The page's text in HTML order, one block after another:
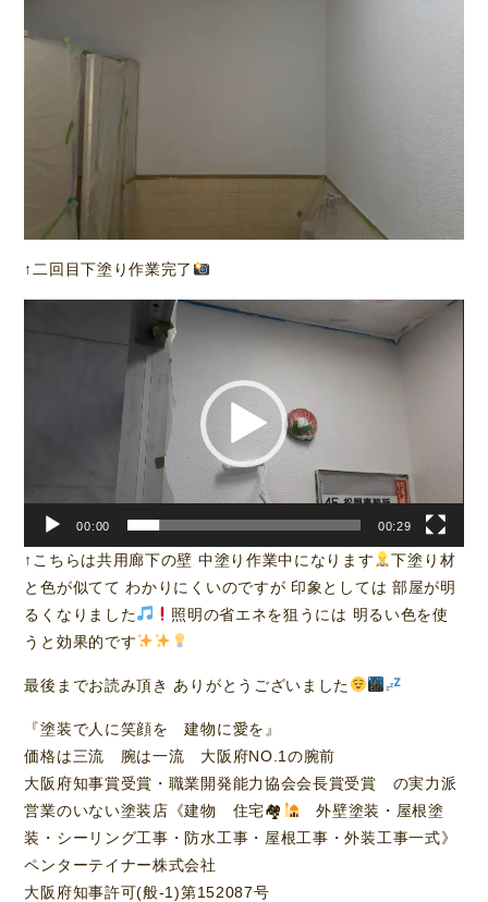
↑二回目下塗り作業完了
00:00 00:29
↑こちらは共用廊下の壁 中塗り作業中になります
下塗り材
と色が似てて わかりにくいのですが 印象としては 部屋が明
るくなりました
照明の省エネを狙うには 明るい色を使
うと効果的です
最後までお読み頂き ありがとうございました
『塗装で人に笑顔を 建物に愛を』
価格は三流 腕は一流 大阪府NO.1の腕前
大阪府知事賞受賞・職業開発能力協会会長賞受賞 の実力派
営業のいない塗装店《建物 住宅🏘
外壁塗装・屋根塗
装・シーリング工事・防水工事・屋根工事・外装工事一式》
ペンターテイナー株式会社
大阪府知事許可(般-1)第152087号